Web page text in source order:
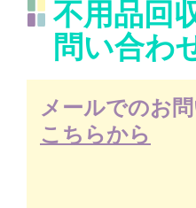
不用品回
問い合わ
メールでのお
こちらから